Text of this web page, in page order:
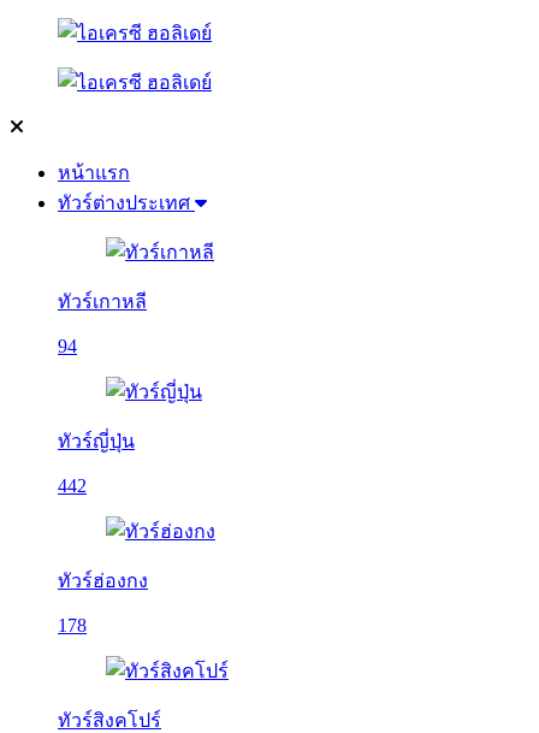
หน้าแรก
ทัวร์ต่างประเทศ
ทัวร์เกาหลี
94
ทัวร์ญี่ปุ่น
442
ทัวร์ฮ่องกง
178
ทัวร์สิงคโปร์